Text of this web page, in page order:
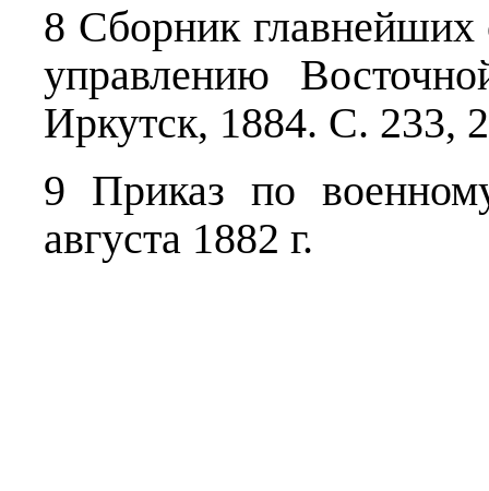
8 Сборник
управлению
Иркутск, 1884. С. 233,
9 Приказ по
августа 1882 г.